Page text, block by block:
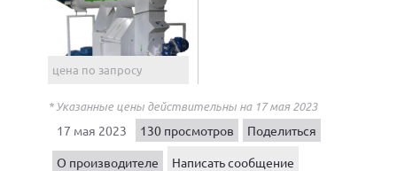
цена по запросу
* Указанные цены действительны на 17 мая 2023
17 мая 2023
130 просмотров
Поделиться
О производителе
Написать сообщение